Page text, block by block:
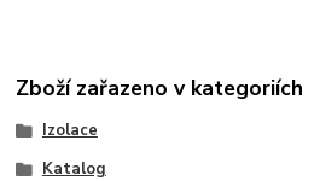
Zboží zařazeno v kategoriích
Izolace
Katalog